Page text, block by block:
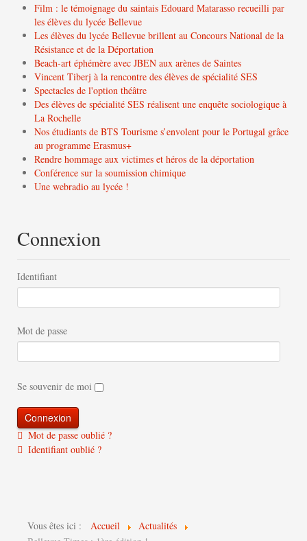
Film : le témoignage du saintais Edouard Matarasso recueilli par
les élèves du lycée Bellevue
Les élèves du lycée Bellevue brillent au Concours National de la
Résistance et de la Déportation
Beach-art éphémère avec JBEN aux arènes de Saintes
Vincent Tiberj à la rencontre des élèves de spécialité SES
Spectacles de l'option théâtre
Des élèves de spécialité SES réalisent une enquête sociologique à
La Rochelle
Nos étudiants de BTS Tourisme s’envolent pour le Portugal grâce
au programme Erasmus+
Rendre hommage aux victimes et héros de la déportation
Conférence sur la soumission chimique
Une webradio au lycée !
Connexion
Identifiant
Mot de passe
Se souvenir de moi
Mot de passe oublié ?
Identifiant oublié ?
Vous êtes ici : Accueil
Actualités